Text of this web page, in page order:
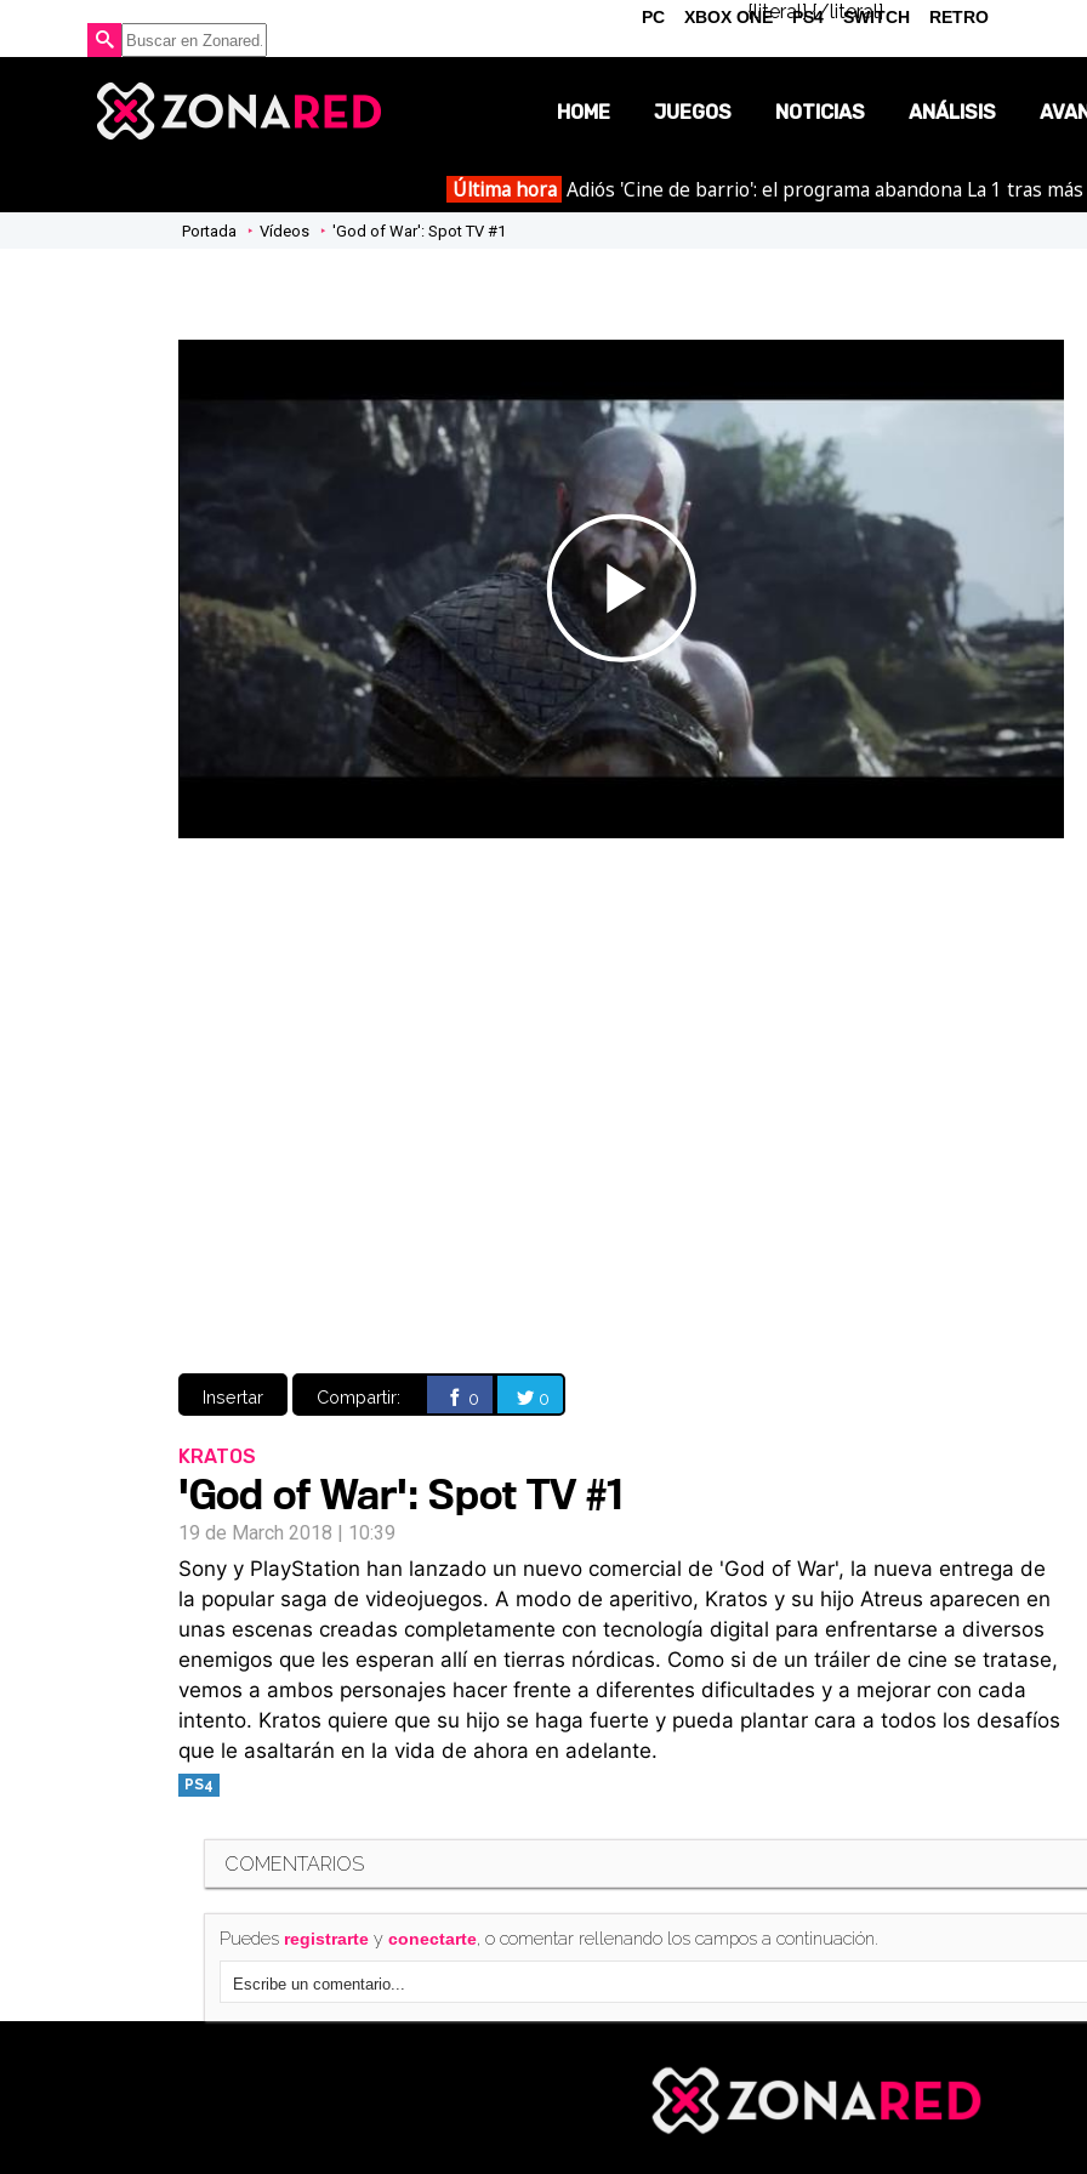
{literal}{/literal}
HOME JUEGOS NOTICIAS
OPINIÓN
ANÁLISIS
Última hora Adiós 'Cine de barrio': el programa abandona La 1 tras
Portada Vídeos 'God of War': Spot TV #1
Play
Video
Insertar Compartir: 0 0
KRATOS
'God of War': Spot TV #1
19 de March 2018 | 10:39
Sony y PlayStation han lanzado un nuevo comercial de 'God of War', la nueva entrega de
la popular saga de videojuegos. A modo de aperitivo, Kratos y su hijo Atreus aparecen en
unas escenas creadas completamente con tecnología digital para enfrentarse a diversos
enemigos que les esperan allí en tierras nórdicas. Como si de un tráiler de cine se tratase,
vemos a ambos personajes hacer frente a diferentes dificultades y a mejorar con cada
intento. Kratos quiere que su hijo se haga fuerte y pueda plantar cara a todos los desafíos
que le asaltarán en la vida de ahora en adelante.
PS4
COMENTARIOS
Puedes registrartey conectarte, o comentar rellenando los campos a continuación.
PC XBOX ONE PS4 SWITCH RETRO